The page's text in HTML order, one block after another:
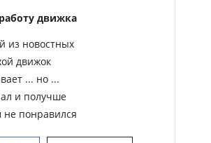
движка
из новостных
движок
... но ...
и получше
не понравился